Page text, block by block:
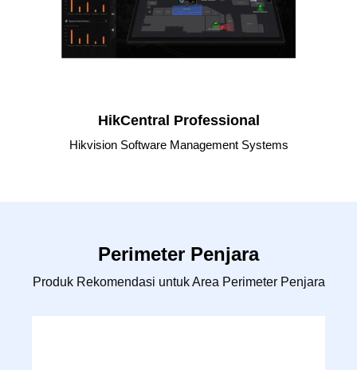
HikCentral Professional
Hikvision Software Management Systems
Perimeter Penjara
Produk Rekomendasi untuk Area Perimeter Penjara